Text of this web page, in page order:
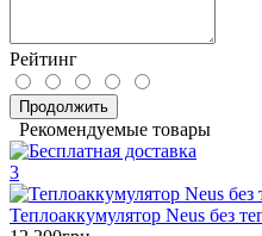
Рейтинг
Продолжить
Рекомендуемые товары
3
Теплоаккумулятор Neus без